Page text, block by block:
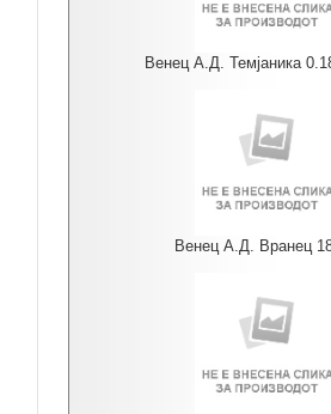
Венец А.Д. Темјаника
Венец А.Д. Вранец